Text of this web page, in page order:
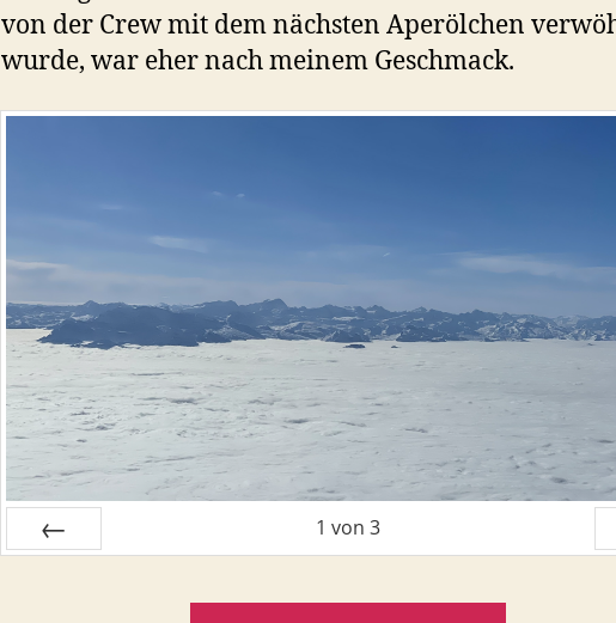
von der Crew mit dem nächsten Aperölchen
wurde, war eher nach meinem Geschmack.
1 von 3